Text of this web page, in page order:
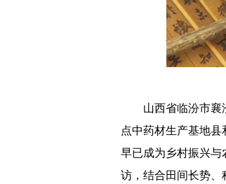
山西省临汾市
点中药材生产基地
早已成为乡村振兴与
访，结合田间长势、